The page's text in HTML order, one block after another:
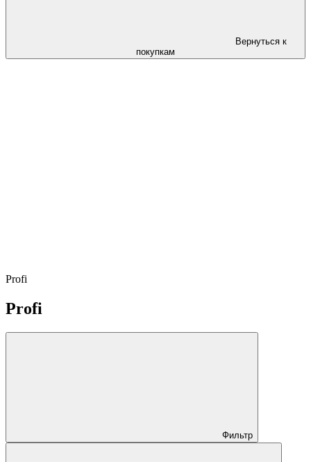
Вернуться к
покупкам
Profi
Profi
Фильтр